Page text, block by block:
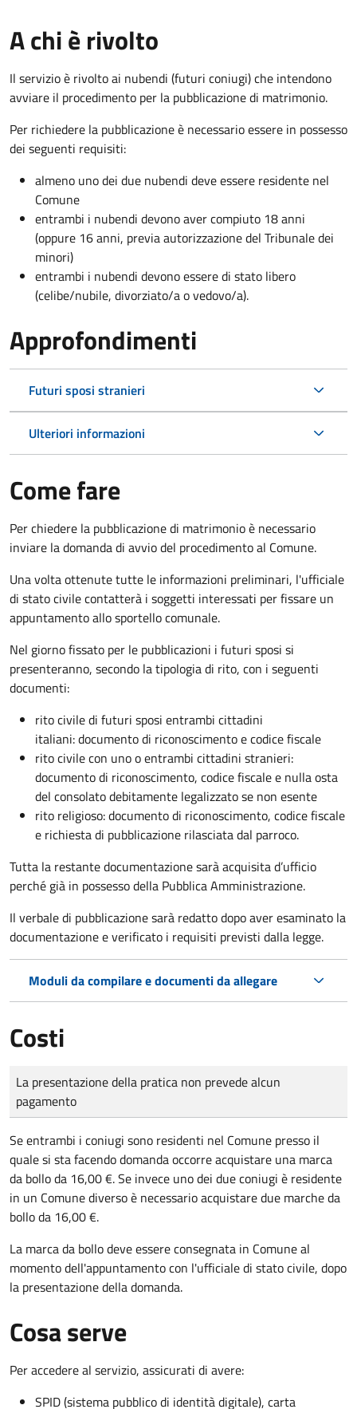
A chi è rivolto
Il servizio è rivolto ai nubendi (futuri coniugi) che intendono
avviare il procedimento per la pubblicazione di matrimonio.
Per richiedere la pubblicazione è necessario essere in possesso
dei seguenti requisiti:
almeno uno dei due nubendi deve essere residente nel
Comune
entrambi i nubendi devono aver compiuto 18 anni
(oppure 16 anni, previa autorizzazione del Tribunale dei
minori)
entrambi i nubendi devono essere di stato libero
(celibe/nubile, divorziato/a o vedovo/a).
Approfondimenti
Futuri sposi stranieri
Ulteriori informazioni
Come fare
Per chiedere la pubblicazione di matrimonio è necessario
inviare la domanda di avvio del procedimento al Comune.
Una volta ottenute tutte le informazioni preliminari, l'ufficiale
di stato civile contatterà i soggetti interessati per fissare un
appuntamento allo sportello comunale.
Nel giorno fissato per le pubblicazioni i futuri sposi si
presenteranno, secondo la tipologia di rito, con i seguenti
documenti:
rito civile di futuri sposi entrambi cittadini
italiani: documento di riconoscimento e codice fiscale
rito civile con uno o entrambi cittadini stranieri:
documento di riconoscimento, codice fiscale e nulla osta
del consolato debitamente legalizzato se non esente
rito religioso: documento di riconoscimento, codice fiscale
e richiesta di pubblicazione rilasciata dal parroco.
Tutta la restante documentazione sarà acquisita d’ufficio
perché già in possesso della Pubblica Amministrazione.
Il verbale di pubblicazione sarà redatto dopo aver esaminato la
documentazione e verificato i requisiti previsti dalla legge.
Moduli da compilare e documenti da allegare
Costi
Tipo di pagamento
Importo
La presentazione della pratica non prevede alcun
pagamento
Se entrambi i coniugi sono residenti nel Comune presso il
quale si sta facendo domanda occorre acquistare una marca
da bollo da 16,00 €. Se invece uno dei due coniugi è residente
in un Comune diverso è necessario acquistare due marche da
bollo da 16,00 €.
La marca da bollo deve essere consegnata in Comune al
momento dell'appuntamento con l'ufficiale di stato civile, dopo
la presentazione della domanda.
Cosa serve
Per accedere al servizio, assicurati di avere:
SPID (sistema pubblico di identità digitale), carta